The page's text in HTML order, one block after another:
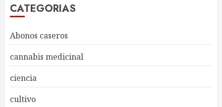
CATEGORIAS
Abonos caseros
cannabis medicinal
ciencia
cultivo